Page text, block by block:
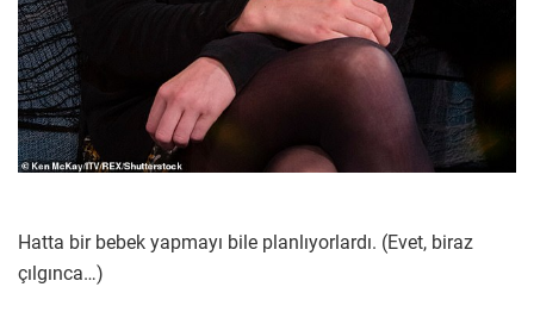
Hatta bir bebek yapmayı bile planlıyorlardı. (Evet, biraz
çılgınca…)